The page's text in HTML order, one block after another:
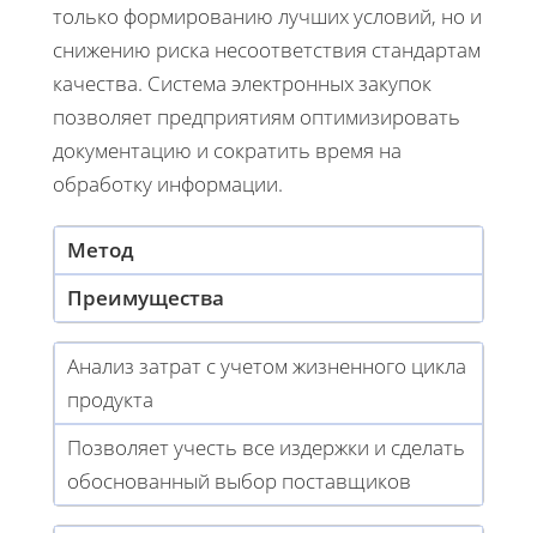
только формированию лучших условий, но и
снижению риска несоответствия стандартам
качества. Система электронных закупок
позволяет предприятиям оптимизировать
документацию и сократить время на
обработку информации.
Метод
Преимущества
Анализ затрат с учетом жизненного цикла
продукта
Позволяет учесть все издержки и сделать
обоснованный выбор поставщиков